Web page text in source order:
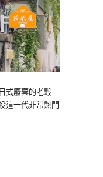
式廢棄的老穀
這一代非常熱門